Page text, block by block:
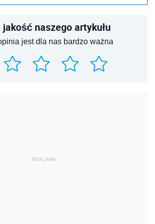
jakość naszego artykułu
jest dla nas bardzo ważna
REKLAMA